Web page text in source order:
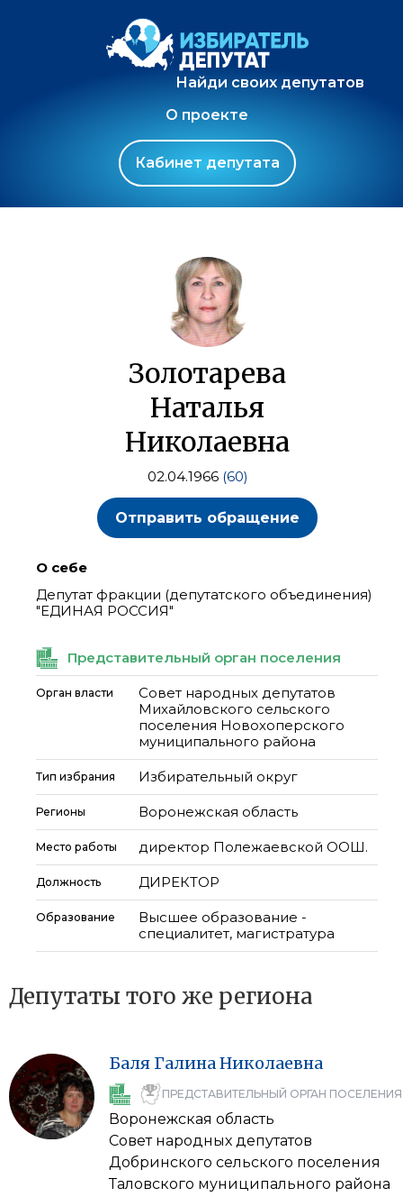
Найди своих депутатов
О проекте
Кабинет депутата
Золотарева
Наталья
Николаевна
02.04.1966 (60)
Отправить обращение
О себе
Депутат фракции (депутатского объединения)
"ЕДИНАЯ РОССИЯ"
Представительный орган поселения
Орган власти
Совет народных депутатов
Михайловского сельского
поселения Новохоперского
муниципального района
Тип избрания Избирательный округ
Регионы Воронежская область
Место работы директор Полежаевской ООШ.
Должность ДИРЕКТОР
Образование
Высшее образование -
специалитет, магистратура
Депутаты того же региона
Баля ГалинаНиколаевна
ПРЕДСТАВИТЕЛЬНЫЙ ОРГАН ПОСЕЛЕНИЯ
Воронежская область
Совет народных депутатов
Добринского сельского поселения
Таловского муниципального района